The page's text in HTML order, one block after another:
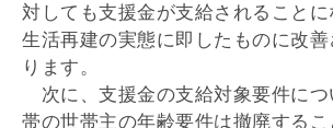
対しても支援金が支給されること
生活再建の実態に即したものに改
ります。
次に、支援金の支給対象要件につ
帯の世帯主の年齢要件は撤廃する